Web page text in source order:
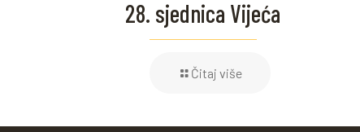
28. sjednica Vijeća
Čitaj više